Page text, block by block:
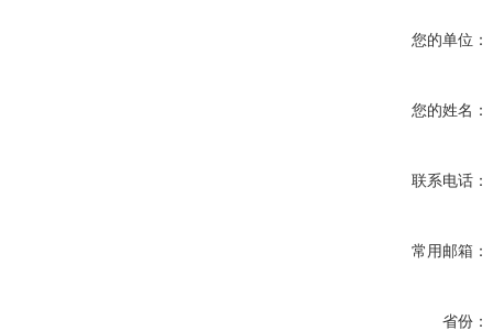
您的单位：
您的姓名：
联系电话：
常用邮箱：
省份：